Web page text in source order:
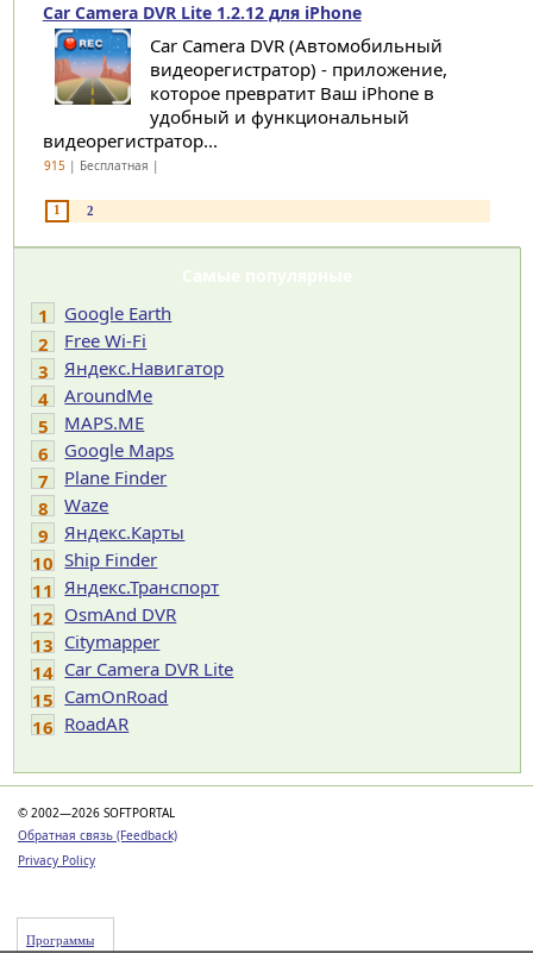
Car Camera DVR Lite 1.2.12 для iPhone
Car Camera DVR (Автомобильный
видеорегистратор) - приложение,
которое превратит Ваш iPhone в
удобный и функциональный
видеорегистратор...
915| Бесплатная |
1 2
Самые популярные
1
Google Earth
2
Free Wi-Fi
3
Яндекс.Навигатор
4
AroundMe
5
MAPS.ME
6
Google Maps
7
Plane Finder
8
Waze
9
Яндекс.Карты
10 Ship Finder
11 Яндекс.Транспорт
12 OsmAnd DVR
13 Citymapper
14 Car Camera DVR Lite
15 CamOnRoad
16 RoadAR
© 2002—2026 SOFTPORTAL
Обратная связь (Feedback)
Privacy Policy
Программы